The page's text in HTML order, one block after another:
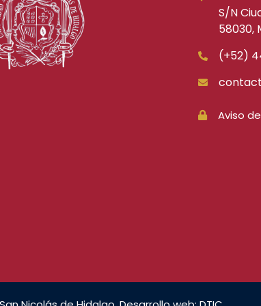
S/N
58030,
(+52)
Aviso